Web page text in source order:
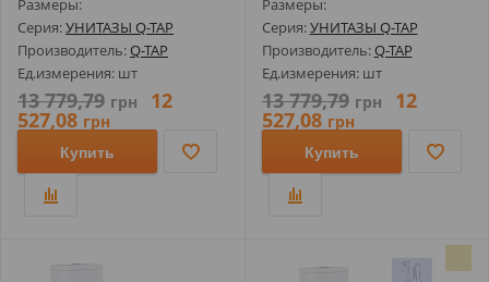
Размеры:
Серия:УНИТАЗЫ Q-TAP
Производитель:Q-TAP
Ед.измерения: шт
13 779,79 грн 12
527,08 грн
Купить
Размеры:
Серия:УНИТАЗЫ Q-TAP
Производитель:Q-TAP
Ед.измерения: шт
13 779,79 грн 12
527,08 грн
Купить